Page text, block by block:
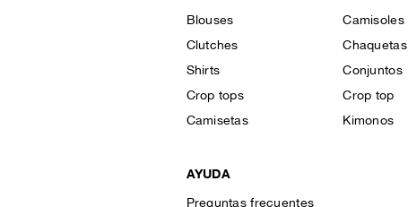
Blouses
Clutches
Shirts
Crop tops
Camisetas
Camisoles
Chaquetas
Conjuntos
Crop top
Kimonos
AYUDA
Preguntas frecuentes